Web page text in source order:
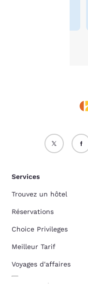
Accepter
Services
Trouvez un hôtel
Réservations
Choice Privileges
Meilleur Tarif
Voyages d'affaires